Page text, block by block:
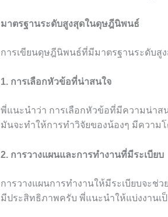
มาตรฐานระดับสูงสุดในดุษฎีนิพนธ์
การเขียนดุษฎีนิพนธ์ที่มีมาตรฐานระดับสู
1. การเลือกหัวข้อที่น่าสนใจ
พี่แนะนำว่า การเลือกหัวข้อที่มีความน่า
มันจะทำให้การทำวิจัยของน้องๆ มีความ
2. การวางแผนและการทำงานที่มีระเบียบ
การวางแผนการทำงานให้มีระเบียบจะช่
มีประสิทธิภาพครับ พี่แนะนำให้แบ่งงานเ